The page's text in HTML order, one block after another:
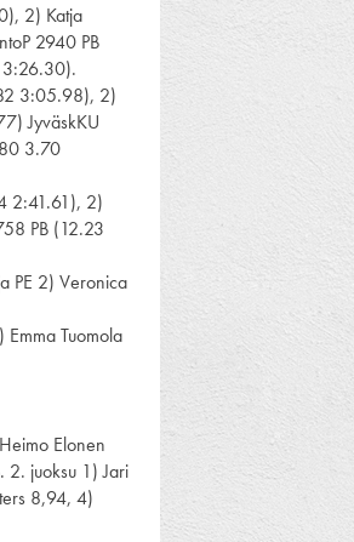
2) Katja
2940 PB
3:05.98), 2)
JyväskKU
3.70
2:41.61), 2)
PB (12.23
PE 2) Veronica
Tuomola
Elonen
2. juoksu 1) Jari
8,94, 4)